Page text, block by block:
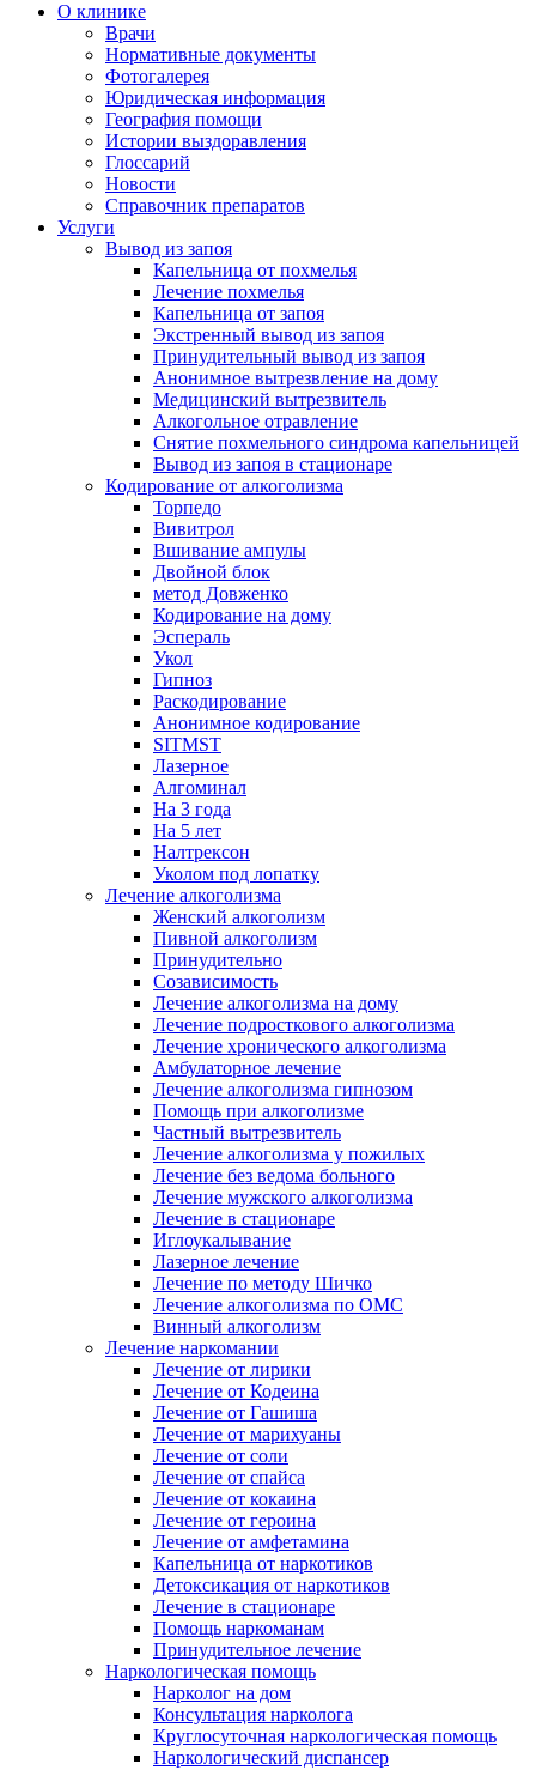
О клинике
Врачи
Нормативные документы
Фотогалерея
Юридическая информация
География помощи
Истории выздоравления
Глоссарий
Новости
Справочник препаратов
Услуги
Вывод из запоя
Капельница от похмелья
Лечение похмелья
Капельница от запоя
Экстренный вывод из запоя
Принудительный вывод из запоя
Анонимное вытрезвление на дому
Медицинский вытрезвитель
Алкогольное отравление
Снятие похмельного синдрома капельницей
Вывод из запоя в стационаре
Кодирование от алкоголизма
Торпедо
Вивитрол
Вшивание ампулы
Двойной блок
метод Довженко
Кодирование на дому
Эспераль
Укол
Гипноз
Раскодирование
Анонимное кодирование
SITMST
Лазерное
Алгоминал
На 3 года
На 5 лет
Налтрексон
Уколом под лопатку
Лечение алкоголизма
Женский алкоголизм
Пивной алкоголизм
Принудительно
Созависимость
Лечение алкоголизма на дому
Лечение подросткового алкоголизма
Лечение хронического алкоголизма
Амбулаторное лечение
Лечение алкоголизма гипнозом
Помощь при алкоголизме
Частный вытрезвитель
Лечение алкоголизма у пожилых
Лечение без ведома больного
Лечение мужского алкоголизма
Лечение в стационаре
Иглоукалывание
Лазерное лечение
Лечение по методу Шичко
Лечение алкоголизма по ОМС
Винный алкоголизм
Лечение наркомании
Лечение от лирики
Лечение от Кодеина
Лечение от Гашиша
Лечение от марихуаны
Лечение от соли
Лечение от спайса
Лечение от кокаина
Лечение от героина
Лечение от амфетамина
Капельница от наркотиков
Детоксикация от наркотиков
Лечение в стационаре
Помощь наркоманам
Принудительное лечение
Наркологическая помощь
Нарколог на дом
Консультация нарколога
Круглосуточная наркологическая помощь
Наркологический диспансер